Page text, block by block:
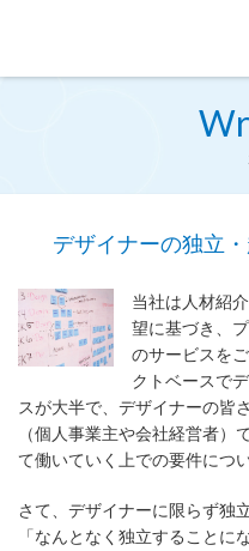
デザイナーの独立
当社は人材紹
望に基づき、
のサービスを
クトベースで
スが大半で、デザイナーの皆
（個人事業主や会社経営者）
て働いていく上での要件につ
さて、デザイナーに限らず独
「なんとなく独立することに